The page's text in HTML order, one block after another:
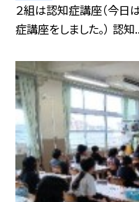
２組は認知症講座（今日
症講座をしました。） 認知